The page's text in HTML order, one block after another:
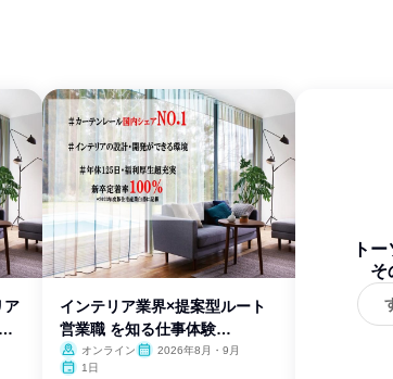
ア
インテリア業界×提案型ルート
営業職 を知る仕事体験
【WEB】
オンライン
2026年8月・9月
1日
ト
そ